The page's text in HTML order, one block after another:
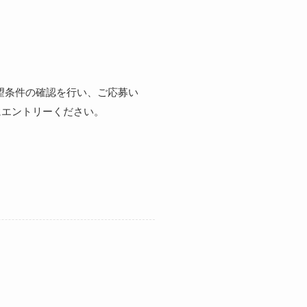
件の確認を行い、ご応募い
ントリーください。